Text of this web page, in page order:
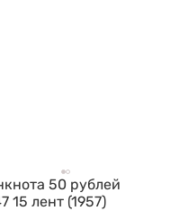
50 рублей
15 лент (1957)